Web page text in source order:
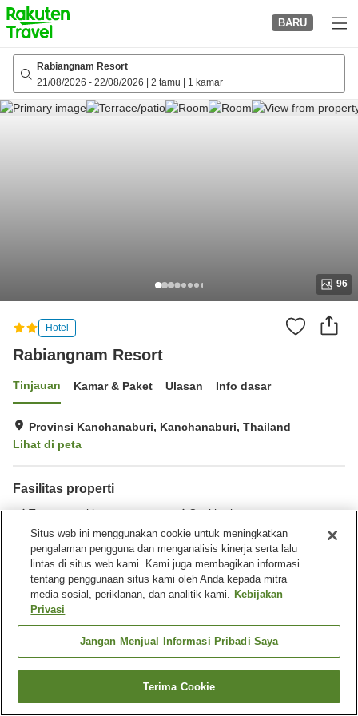
to
top
page
BARU
Rabiangnam Resort
21/08/2026 - 22/08/2026 2 tamu 1 kamar
96
Hotel
Rabiangnam Resort
Tinjauan Kamar & Paket Ulasan Info dasar
Provinsi Kanchanaburi, Kanchanaburi, Thailand
Lihat di peta
Fasilitas properti
Tempat parkir Cuci kering
Beranda Thailand Kanchanaburi
Provinsi Kanchanaburi
Rabiangnam Resort
Cari kamar
Situs web ini menggunakan cookie untuk meningkatkan
pengalaman pengguna dan menganalisis kinerja serta lalu
lintas di situs web kami. Kami juga membagikan informasi
tentang penggunaan situs kami oleh Anda kepada mitra
media sosial, periklanan, dan analitik kami. Kebijakan
Privasi
Jangan Menjual Informasi Pribadi Saya
Terima Cookie